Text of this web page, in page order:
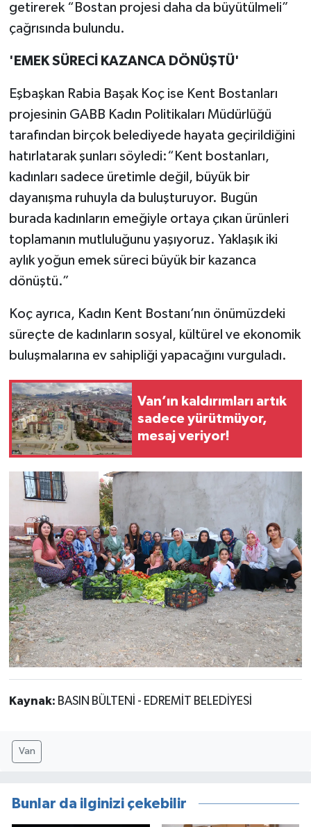
getirerek “Bostan projesi daha da büyütülmeli”
çağrısında bulundu.
'EMEK SÜRECİ KAZANCA DÖNÜŞTÜ'
Eşbaşkan Rabia Başak Koç ise Kent Bostanları
projesinin GABB Kadın Politikaları Müdürlüğü
tarafından birçok belediyede hayata geçirildiğini
hatırlatarak şunları söyledi:“Kent bostanları,
kadınları sadece üretimle değil, büyük bir
dayanışma ruhuyla da buluşturuyor. Bugün
burada kadınların emeğiyle ortaya çıkan ürünleri
toplamanın mutluluğunu yaşıyoruz. Yaklaşık iki
aylık yoğun emek süreci büyük bir kazanca
dönüştü.”
Koç ayrıca, Kadın Kent Bostanı’nın önümüzdeki
süreçte de kadınların sosyal, kültürel ve ekonomik
buluşmalarına ev sahipliği yapacağını vurguladı.
Van’ın kaldırımları artık
sadece yürütmüyor,
mesaj veriyor!
Kaynak: BASIN BÜLTENİ - EDREMİT BELEDİYESİ
Van
Bunlar da ilginizi çekebilir